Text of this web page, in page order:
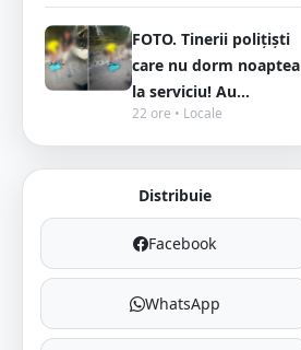
FOTO. Tinerii polițiști
care nu dorm noaptea
la serviciu! Au...
22 ore • Locale
Distribuie
Facebook
WhatsApp